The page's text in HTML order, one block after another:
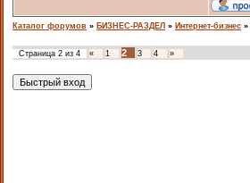
Каталог форумов » БИЗНЕС-РАЗДЕЛ » Интернет-бизнес »
Страница 2 из 4 « 1 2 3 4 »